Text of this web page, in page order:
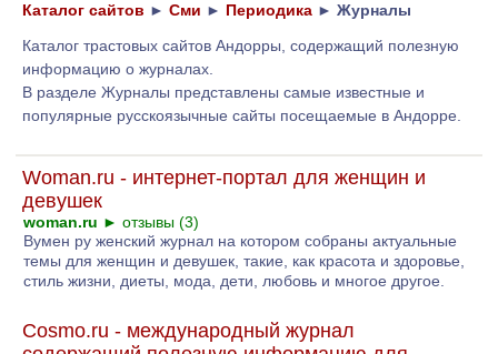
Каталог сайтов ► Сми ► Периодика ► Журналы
Каталог трастовых сайтов Андорры, содержащий полезную
информацию о журналах.
В разделе Журналы представлены самые известные и
популярные русскоязычные сайты посещаемые в Андорре.
Woman.ru - интернет-портал для женщин и
девушек
woman.ru ► отзывы (3)
Вумен ру женский журнал на котором собраны актуальные
темы для женщин и девушек, такие, как красота и здоровье,
стиль жизни, диеты, мода, дети, любовь и многое другое.
Cosmo.ru - международный журнал